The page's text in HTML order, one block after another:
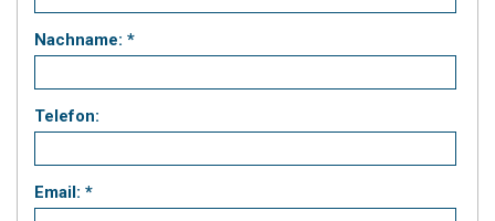
Nachname: *
Telefon:
Email: *